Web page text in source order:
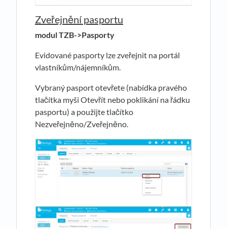
Zveřejnění pasportu
modul TZB->Pasporty
Evidované pasporty lze zveřejnit na portál
vlastníkům/nájemníkům.
Vybraný pasport otevřete (nabídka pravého
tlačítka myši Otevřít nebo poklikání na řádku
pasportu) a použijte tlačítko
Nezveřejněno/Zveřejněno.